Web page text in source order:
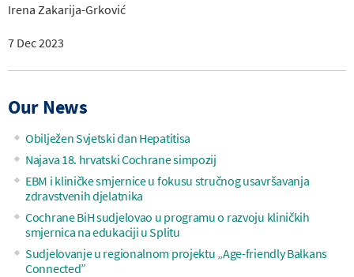
Irena Zakarija-Grković
7 Dec 2023
Our News
Obilježen Svjetski dan Hepatitisa
Najava 18. hrvatski Cochrane simpozij
EBM i kliničke smjernice u fokusu stručnog usavršavanja
zdravstvenih djelatnika
Cochrane BiH sudjelovao u programu o razvoju kliničkih
smjernica na edukaciji u Splitu
Sudjelovanje u regionalnom projektu „Age-friendly Balkans
Connected”